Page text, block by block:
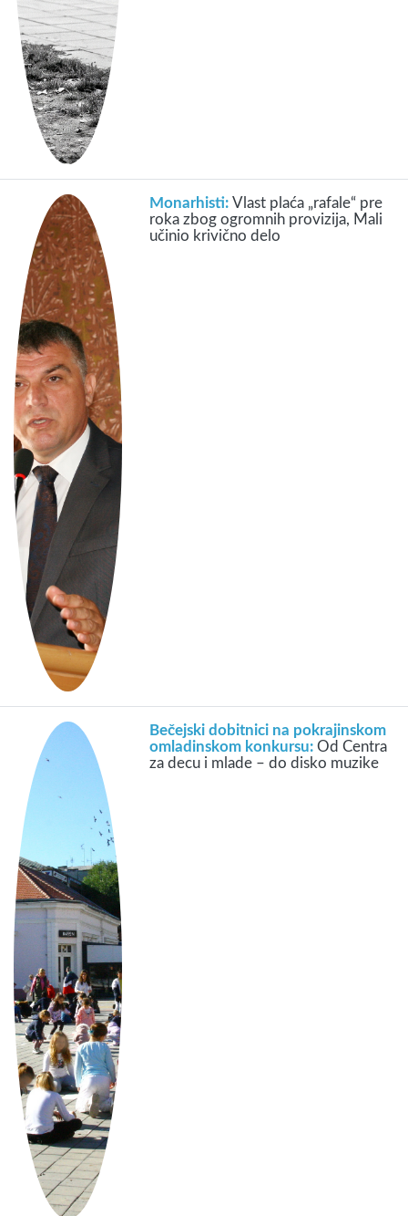
Monarhisti:Vlast plaća „rafale“ pre
roka zbog ogromnih provizija, Mali
učinio krivično delo
Bečejski dobitnici na pokrajinskom
omladinskom konkursu:Od Centra
za decu i mlade – do disko muzike